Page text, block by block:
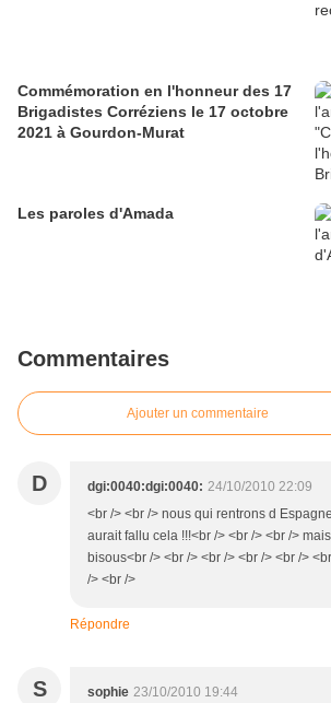
Commémoration en l'honneur des 17
Brigadistes Corréziens le 17 octobre
2021 à Gourdon-Murat
Les paroles d'Amada
Commentaires
Ajouter un commentaire
D dgi:0040:dgi:0040: 24/10/2010 22:09
<br /> <br /> nous qui rentrons d
aurait fallu cela !!!<br /> <br /> <br />
bisous<br /> <br /> <br /> <br /> <br />
/> <br />
Répondre
S sophie 23/10/2010 19:44